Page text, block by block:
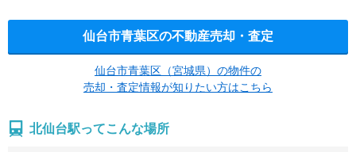
仙台市青葉区の不動産売却・査定
仙台市青葉区（宮城県）の物件の
売却・査定情報が知りたい方はこちら
北仙台駅ってこんな場所